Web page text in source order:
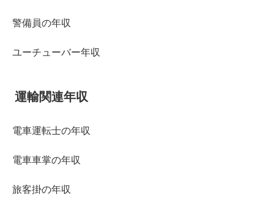
警備員の年収
ユーチューバー年収
運輸関連年収
電車運転士の年収
電車車掌の年収
旅客掛の年収